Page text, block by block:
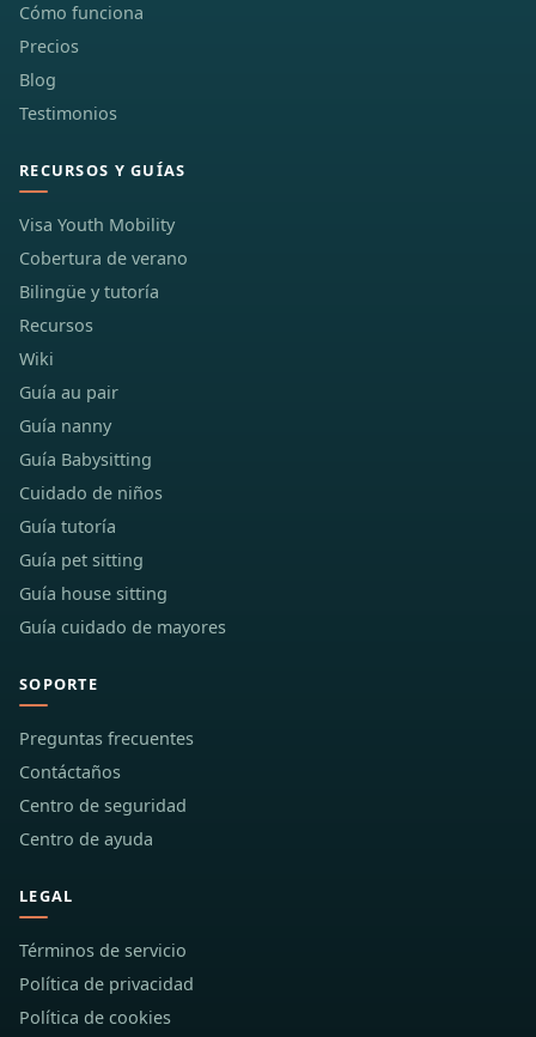
Cómo funciona
Precios
Blog
Testimonios
RECURSOS Y GUÍAS
Visa Youth Mobility
Cobertura de verano
Bilingüe y tutoría
Recursos
Wiki
Guía au pair
Guía nanny
Guía Babysitting
Cuidado de niños
Guía tutoría
Guía pet sitting
Guía house sitting
Guía cuidado de mayores
SOPORTE
Preguntas frecuentes
Contáctaños
Centro de seguridad
Centro de ayuda
LEGAL
Términos de servicio
Política de privacidad
Política de cookies